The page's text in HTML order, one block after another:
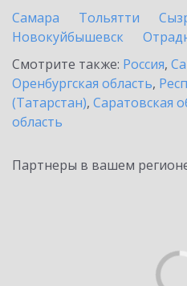
Самара
Тольятти
Новокуйбышевск
Смотрите также: Россия,
Оренбургская область,
(Татарстан), Саратовская
область
Партнеры в вашем